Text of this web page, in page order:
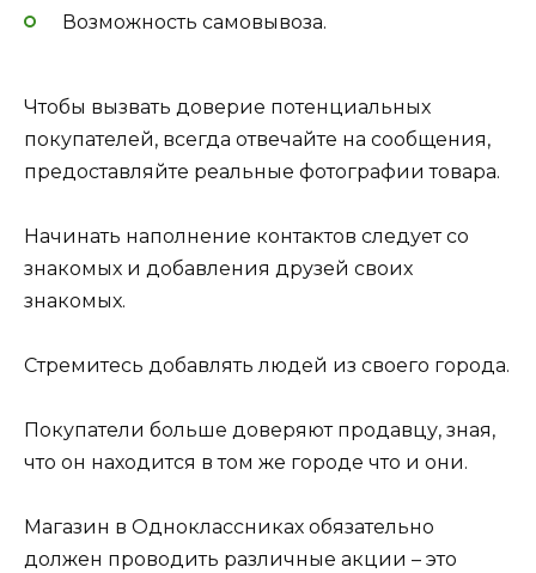
Возможность самовывоза.
Чтобы вызвать доверие потенциальных
покупателей, всегда отвечайте на сообщения,
предоставляйте реальные фотографии товара.
Начинать наполнение контактов следует со
знакомых и добавления друзей своих
знакомых.
Стремитесь добавлять людей из своего города.
Покупатели больше доверяют продавцу, зная,
что он находится в том же городе что и они.
Магазин в Одноклассниках обязательно
должен проводить различные акции – это